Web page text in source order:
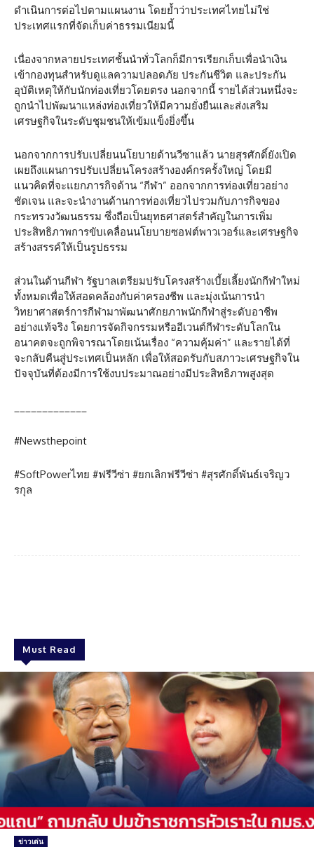
ดำเนินการต่อไปตามแผนงาน โดยย้ำว่าประเทศไทยไม่ใช่
ประเทศแรกที่จัดเก็บค่าธรรมเนียมนี้
เนื่องจากหลายประเทศชั้นนำทั่วโลกก็มีการเรียกเก็บเพื่อนำเงิน
เข้ากองทุนสำหรับดูแลความปลอดภัย ประกันชีวิต และประกัน
อุบัติเหตุให้กับนักท่องเที่ยวโดยตรง นอกจากนี้ รายได้ส่วนหนึ่งจะ
ถูกนำไปพัฒนาแหล่งท่องเที่ยวให้มีความยั่งยืนและส่งเสริม
เศรษฐกิจในระดับชุมชนให้เข้มแข็งยิ่งขึ้น
นอกจากการปรับเปลี่ยนนโยบายด้านวีซาแล้ว นายสุรศักดิ์ยังเปิด
เผยถึงแผนการปรับเปลี่ยนโครงสร้างองค์กรครั้งใหญ่ โดยมี
แนวคิดที่จะแยกภารกิจด้าน “กีฬา” ออกจากการท่องเที่ยวอย่าง
ชัดเจน และจะนำงานด้านการท่องเที่ยวไปรวมกับภารกิจของ
กระทรวงวัฒนธรรม ซึ่งถือเป็นยุทธศาสตร์สำคัญในการเพิ่ม
ประสิทธิภาพการขับเคลื่อนนโยบายซอฟต์พาวเวอร์และเศรษฐกิจ
สร้างสรรค์ให้เป็นรูปธรรม
ส่วนในด้านกีฬา รัฐบาลเตรียมปรับโครงสร้างเบี้ยเลี้ยงนักกีฬาใหม่
ทั้งหมดเพื่อให้สอดคล้องกับค่าครองชีพ และมุ่งเน้นการนำ
วิทยาศาสตร์การกีฬามาพัฒนาศักยภาพนักกีฬาสู่ระดับอาชีพ
อย่างแท้จริง โดยการจัดกิจกรรมหรืออีเวนต์กีฬาระดับโลกใน
อนาคตจะถูกพิจารณาโดยเน้นเรื่อง “ความคุ้มค่า” และรายได้ที่
จะกลับคืนสู่ประเทศเป็นหลัก เพื่อให้สอดรับกับสภาวะเศรษฐกิจใน
ปัจจุบันที่ต้องมีการใช้งบประมาณอย่างมีประสิทธิภาพสูงสุด
#Newsthepoint
#SoftPowerไทย #ฟรีวีซ่า #ยกเลิกฟรีวีซ่า #สุรศักดิ์พันธ์เจริญว
รกุล
Must Read
ข่าวเด่น